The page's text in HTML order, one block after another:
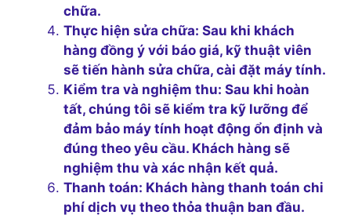
chữa.
Thực hiện sửa chữa: Sau khi khách
hàng đồng ý với báo giá, kỹ thuật viên
sẽ tiến hành sửa chữa, cài đặt máy tính.
Kiểm tra và nghiệm thu: Sau khi hoàn
tất, chúng tôi sẽ kiểm tra kỹ lưỡng để
đảm bảo máy tính hoạt động ổn định và
đúng theo yêu cầu. Khách hàng sẽ
nghiệm thu và xác nhận kết quả.
Thanh toán: Khách hàng thanh toán chi
phí dịch vụ theo thỏa thuận ban đầu.